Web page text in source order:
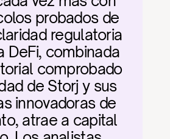
probados de
regulatoria
DeFi, combinada
comprobado
de Storj y sus
innovadoras de
atrae a capital